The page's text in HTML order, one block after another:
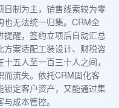
目制为主，销售线索较为零
也无法统一归集。CRM全
醒，签约立项后自动汇总
案适配工装设计、财税咨
五人至一百三十人之间，
而流失。依托CRM固化客
锁定客户资产，又能通过集
成本管控。